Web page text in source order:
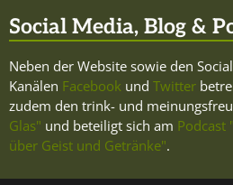
Social Media, Blog &
Neben der Website sowie den
Kanälen Facebook und Twitter
zudem den trink- und
Glas" und beteiligt sich am Podcast
über Geist und Getränke".